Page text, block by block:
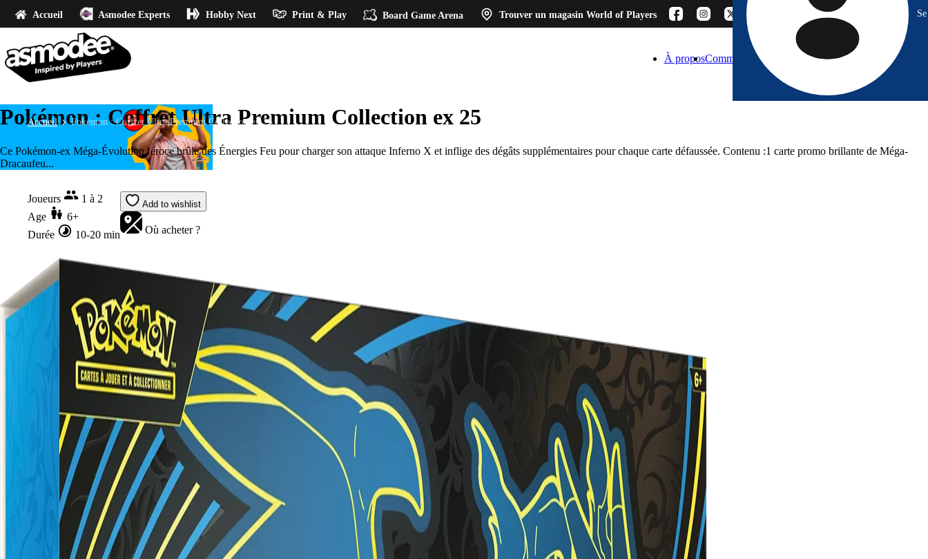
Accueil Asmodee Experts Hobby Next Print & Play Board Game Arena Trouver un magasin World of Players
À proposComment choisir ? BlogEspace Pro Contact
Accueil Pokémon : Coffret Ultra Premium Collection ex 25
Pokémon : Coffret Ultra Premium Collection ex 25
Ce Pokémon-ex Méga-Évolution féroce brûle des Énergies Feu pour charger son attaque Inferno X et inflige des dégâts supplémentaires pour chaque carte défaussée. Contenu :1 carte promo brillante de Méga-
Dracaufeu...
Joueurs
1 à 2
Age
6+
Durée
10-20 min
Add to wishlist
Où acheter ?